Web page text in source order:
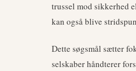
trussel mod sikkerhed
kan også blive
Dette søgsmål sætter
selskaber håndterer